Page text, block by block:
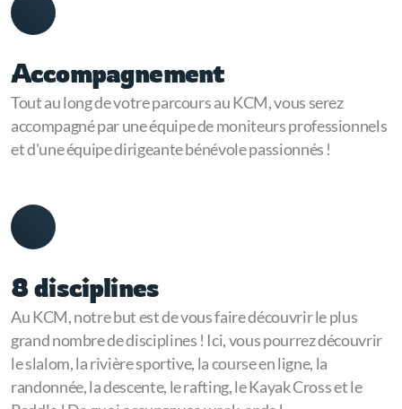
Accompagnement
Tout au long de votre parcours au KCM, vous serez
accompagné par une équipe de moniteurs professionnels
et d'une équipe dirigeante bénévole passionnés !
8 disciplines
Au KCM, notre but est de vous faire découvrir le plus
grand nombre de disciplines ! Ici, vous pourrez découvrir
le slalom, la rivière sportive, la course en ligne, la
randonnée, la descente, le rafting, le Kayak Cross et le